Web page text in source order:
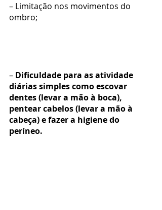
– Limitação nos movimentos do
ombro;
– Dificuldade para as atividade
diárias simples como escovar
dentes (levar a mão à boca),
pentear cabelos (levar a mão à
cabeça) e fazer a higiene do
períneo.